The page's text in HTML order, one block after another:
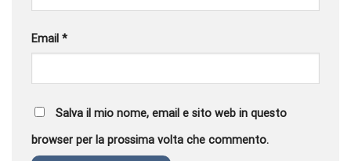
Email *
Salva il mio nome, email e sito web in questo
browser per la prossima volta che commento.